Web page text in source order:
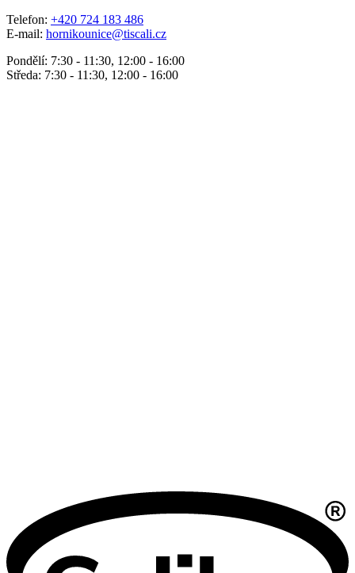
Telefon: +420 724 183 486
E-mail: hornikounice@tiscali.cz
Pondělí: 7:30 - 11:30, 12:00 - 16:00
Středa: 7:30 - 11:30, 12:00 - 16:00